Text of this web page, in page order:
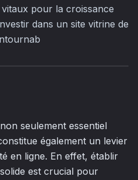
pour la croissance
dans un site vitrine de
seulement essentiel
également un levier
en ligne. En effet, établir
est crucial pour